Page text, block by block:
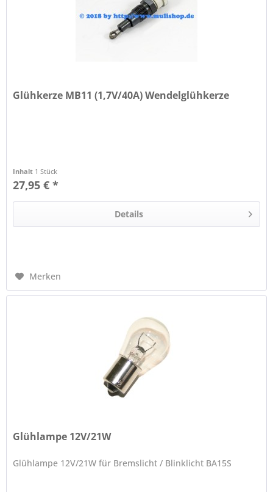
Glühkerze MB11 (1,7V/40A) Wendelglühkerze
Inhalt 1 Stück
27,95 € *
Details
Merken
Glühlampe 12V/21W
Glühlampe 12V/21W für Bremslicht / Blinklicht BA15S